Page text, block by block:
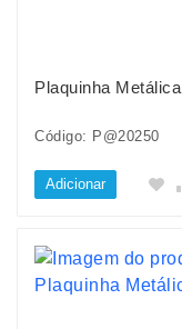
Plaquinha Metálica
Código: P@20250
Adicionar